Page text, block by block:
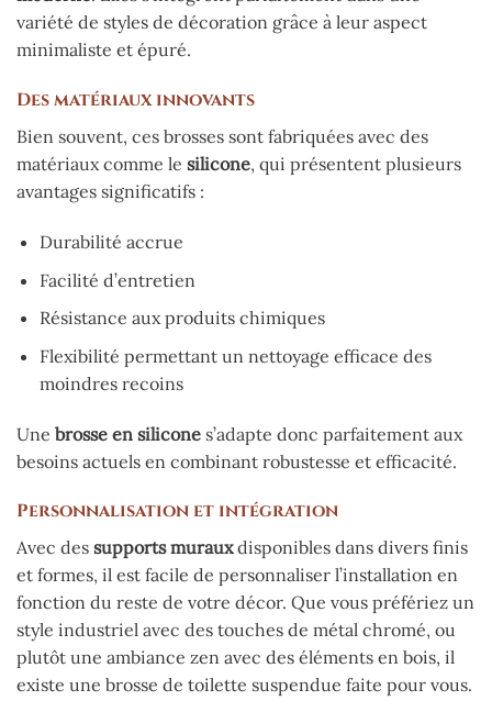
variété de styles de décoration grâce à leur aspect
minimaliste et épuré.
Des matériaux innovants
Bien souvent, ces brosses sont fabriquées avec des
matériaux comme le silicone, qui présentent plusieurs
avantages significatifs :
Durabilité accrue
Facilité d’entretien
Résistance aux produits chimiques
Flexibilité permettant un nettoyage efficace des
moindres recoins
Une brosse en silicone s’adapte donc parfaitement aux
besoins actuels en combinant robustesse et efficacité.
Personnalisation et intégration
Avec des supports murauxdisponibles dans divers finis
et formes, il est facile de personnaliser l’installation en
fonction du reste de votre décor. Que vous préfériez un
style industriel avec des touches de métal chromé, ou
plutôt une ambiance zen avec des éléments en bois, il
existe une brosse de toilette suspendue faite pour vous.